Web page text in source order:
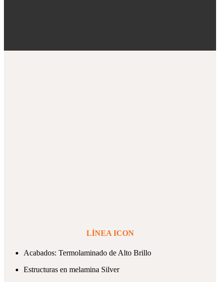
LÍNEA ICON
Acabados: Termolaminado de Alto Brillo
Estructuras en melamina Silver